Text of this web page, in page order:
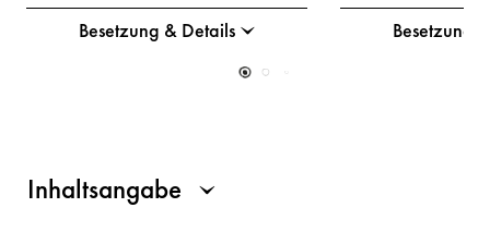
Besetzung & Details
Besetzung
Inhaltsangabe